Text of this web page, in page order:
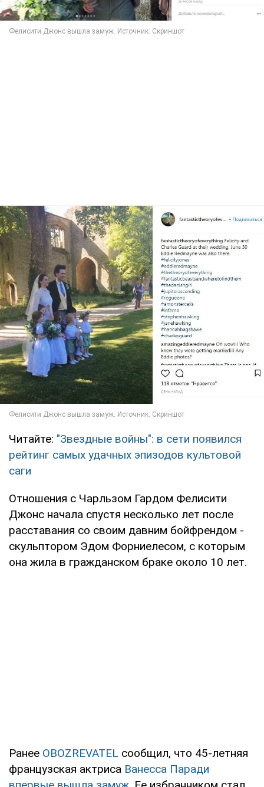
Читайте: "Звездные войны": в сети появился
рейтинг самых удачных эпизодов культовой
саги
Отношения с Чарльзом Гардом Фелисити
Джонс начала спустя несколько лет после
расставания со своим давним бойфрендом -
скульптором Эдом Форниелесом, с которым
она жила в гражданском браке около 10 лет.
Ранее OBOZREVATEL сообщил, что 45-летняя
французская актриса Ванесса Паради